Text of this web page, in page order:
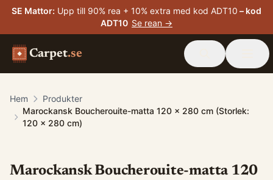
SE Mattor: Upp till 90% rea + 10% extra med kod ADT10 – kod
ADT10 Se rean →
Carpet.se
Hem
Produkter
Marockansk Boucherouite-matta 120 x 280 cm (Storlek:
120 x 280 cm)
Marockansk Boucherouite-matta 120